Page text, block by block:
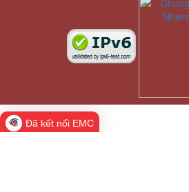
Đã kết nối EMC